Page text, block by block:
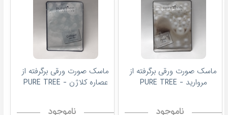
ماسک صورت ورقی برگرفته از
مروارید - PURE TREE
ناموجود
ماسک صورت ورقی برگرفته از
عصاره کلاژن - PURE TREE
ناموجود